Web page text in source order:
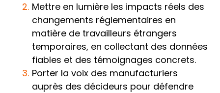
Mettre en lumière les impacts réels des
changements réglementaires en
matière de travailleurs étrangers
temporaires, en collectant des données
fiables et des témoignages concrets.
Porter la voix des manufacturiers
auprès des décideurs pour défendre